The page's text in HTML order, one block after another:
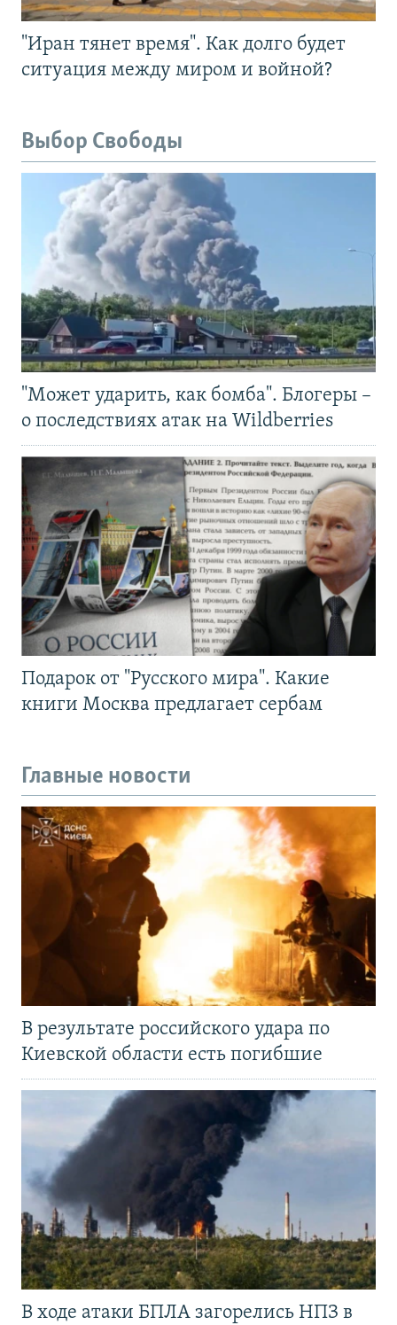
"Иран тянет время". Как долго будет
ситуация между миром и войной?
Выбор Свободы
"Может ударить, как бомба". Блогеры –
о последствиях атак на Wildberries
Подарок от "Русского мира". Какие
книги Москва предлагает сербам
Главные новости
В результате российского удара по
Киевской области есть погибшие
В ходе атаки БПЛА загорелись НПЗ в